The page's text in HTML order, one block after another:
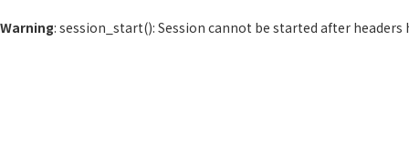
Warning: session_start(): Session cannot be started after